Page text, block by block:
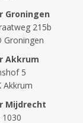
Groningen
215b
Groningen
Akkrum
5
Akkrum
Mijdrecht